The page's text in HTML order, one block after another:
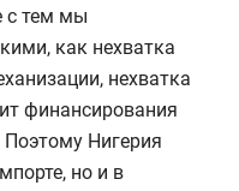
с тем мы
как нехватка
нехватка
финансирования
Поэтому Нигерия
но и в